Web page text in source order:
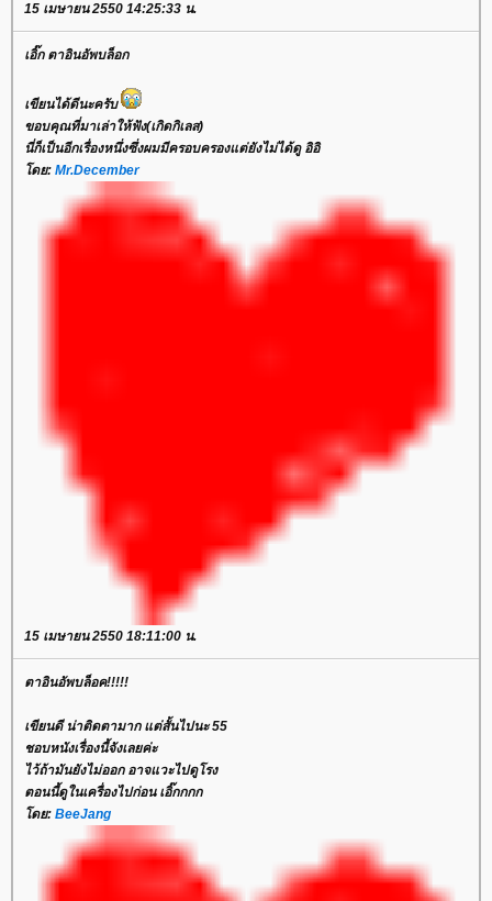
15 เมษายน 2550 14:25:33 น.
เอิ๊ก ตาอินอัพบล็อก
เขียนได้ดีนะครับ
ขอบคุณที่มาเล่าให้ฟัง(เกิดกิเลส)
นี่ก็เป็นอีกเรื่องหนึ่งซึ่งผมมีครอบครองแต่ยังไม่ได้ดู อิอิ
ดย: Mr.December
15 เมษายน 2550 18:11:00 น.
ตาอินอัพบล็อค!!!!!
เขียนดี น่าติดตามาก แต่สั้นไปนะ 55
ชอบหนังเรื่องนี้จังเลยค่ะ
ไว้ถ้ามันยังไม่ออก อาจแวะไปดูโรง
ตอนนี้ดูในเครื่องไปก่อน เอิ๊กกกก
ดย: BeeJang